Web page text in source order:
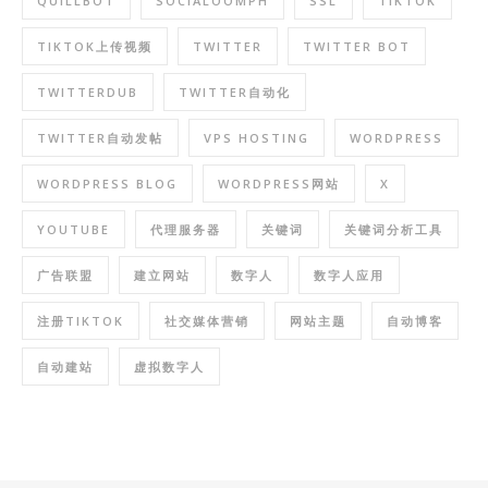
TIKTOK上传视频 TWITTER TWITTER BOT
TWITTERDUB TWITTER自动化
TWITTER自动发帖 VPS HOSTING WORDPRESS
WORDPRESS BLOG WORDPRESS网站 X
YOUTUBE 代理服务器 关键词 关键词分析工具
广告联盟 建立网站 数字人 数字人应用
注册TIKTOK 社交媒体营销 网站主题 自动博客
自动建站 虚拟数字人